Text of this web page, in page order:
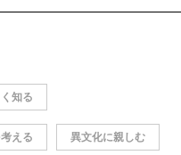
知る
える 異文化に親しむ